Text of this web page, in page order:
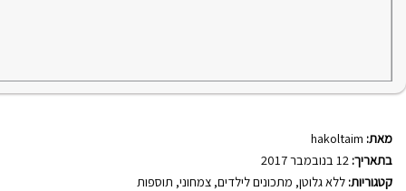
מאת: hakoltaim
בתאריך:
קטגוריות: ללא גלוטן, מתכונים לילדים, צמחוני, תוספות